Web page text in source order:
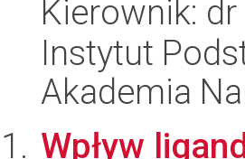
Kierownik:
Instytut
Akademia
Wpływ